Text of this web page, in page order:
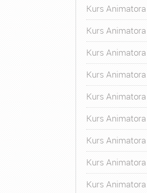
Kurs
Kurs
Kurs Animatora
Kurs
Kurs
Kurs
Kurs
Kurs
Kurs Animatora